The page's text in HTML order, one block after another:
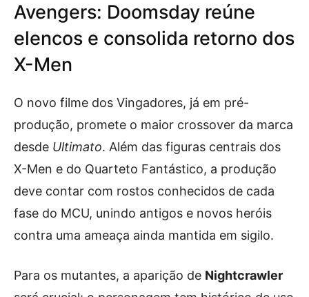
Avengers: Doomsday reúne
elencos e consolida retorno dos
X-Men
O novo filme dos Vingadores, já em pré-
produção, promete o maior crossover da marca
desde Ultimato. Além das figuras centrais dos
X-Men e do Quarteto Fantástico, a produção
deve contar com rostos conhecidos de cada
fase do MCU, unindo antigos e novos heróis
contra uma ameaça ainda mantida em sigilo.
Para os mutantes, a aparição de Nightcrawler